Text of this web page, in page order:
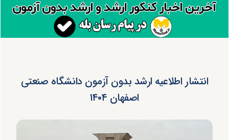
انتشار اطلاعیه ارشد بدون آزمون دانشگاه صنعتی
اصفهان ۱۴۰۴